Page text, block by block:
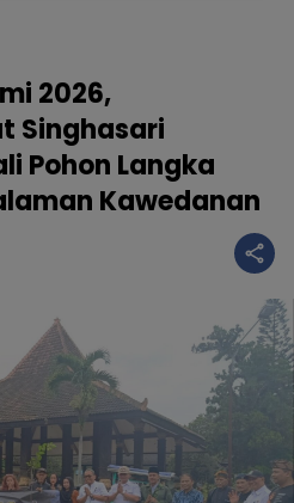
2026,
Singhasari
Pohon Langka
Kawedanan